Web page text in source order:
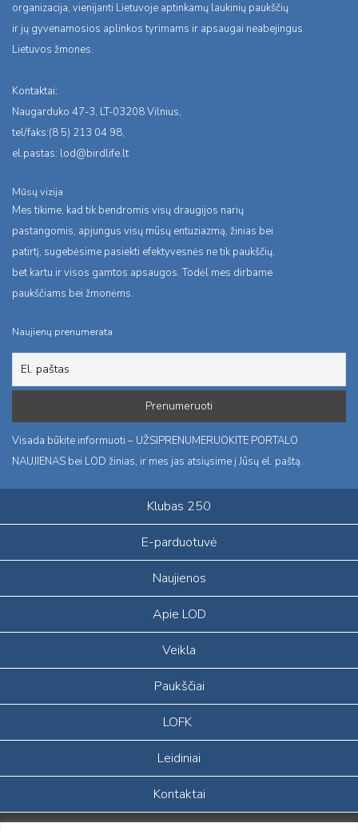
organizacija, vienijanti Lietuvoje aptinkamų laukinių paukščių
ir jų gyvenamosios aplinkos tyrimams ir apsaugai neabejingus
Lietuvos žmones.
Kontaktai:
Naugarduko 47-3, LT-03208 Vilnius,
tel/faks:(8 5) 213 04 98,
el.pastas: lod@birdlife.lt
Mūsų vizija
Mes tikime, kad tik bendromis visų draugijos narių
pastangomis, apjungus visų mūsų entuziazmą, žinias bei
patirtį, sugebėsime pasiekti efektyvesnės ne tik paukščių,
bet kartu ir visos gamtos apsaugos. Todėl mes dirbame
paukščiams bei žmonėms.
Naujienų prenumerata
Visada būkite informuoti – UŽSIPRENUMERUOKITE PORTALO
NAUJIENAS bei LOD žinias, ir mes jas atsiųsime į Jūsų el. paštą.
Klubas 250
E-parduotuvė
Naujienos
Apie LOD
Veikla
Paukščiai
LOFK
Leidiniai
Kontaktai